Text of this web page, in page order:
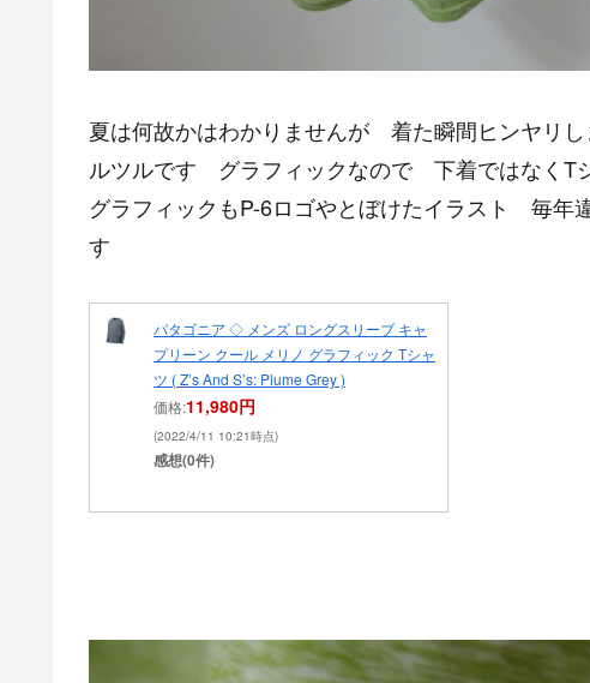
夏は何故かはわかりませんが 着た瞬間ヒンヤリ
ルツルです グラフィックなので 下着ではなくT
グラフィックもP-6ロゴやとぼけたイラスト 毎年
す
パタゴニア ◇ メンズ ロングスリーブ キャ
プリーン クール メリノ グラフィック Tシャ
ツ ( Z’s And S’s: Plume Grey )
価格:11,980円
(2022/4/11 10:21時点)
感想(0件)